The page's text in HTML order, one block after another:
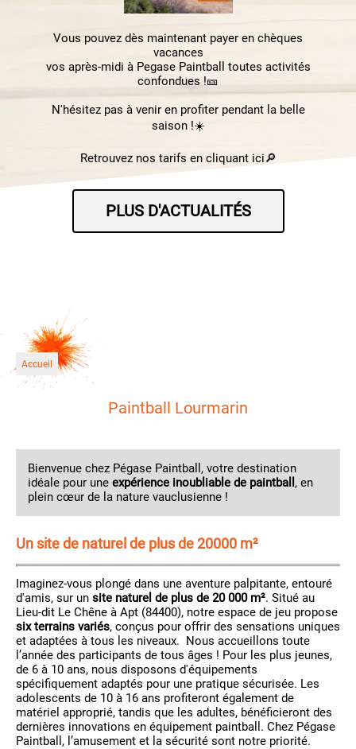
Vous pouvez dès maintenant payer en chèques
vacances
vos après-midi à Pegase Paintball toutes activités
confondues !🎫
N'hésitez pas à venir en profiter pendant la belle
saison!☀️
Retrouvez nos tarifs en cliquant ici🔎
PLUS D'ACTUALITÉS
PLUS D'ACTUALITÉS
PLUS D'ACTUALITÉS
Accueil
Paintball Lourmarin
Bienvenue chez Pégase Paintball, votre destination
idéale pour une expérience inoubliable de paintball , en
plein cœur de la nature vauclusienne !
Un site de naturel de plus de 20000 m²
Imaginez-vous plongé dans une aventure palpitante, entouré
d'amis, sur un site naturel de plus de 20 000 m². Situé au
Lieu-dit Le Chêne à Apt (84400), notre espace de jeu propose
six terrains variés, conçus pour offrir des sensations uniques
et adaptées à tous les niveaux. Nous accueillons toute
l’année des participants de tous âges ! Pour les plus jeunes,
de 6 à 10 ans, nous disposons d'équipements
spécifiquement adaptés pour une pratique sécurisée. Les
adolescents de 10 à 16 ans profiteront également de
matériel approprié, tandis que les adultes, bénéficieront des
dernières innovations en équipement paintball. Chez Pégase
Paintball, l’amusement et la sécurité sont notre priorité.